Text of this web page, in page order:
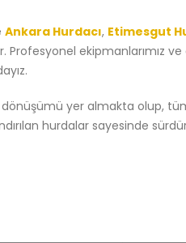
Ankara Hurdacı, Etimesgut
Profesyonel ekipmanlarımız
dönüşümü yer almakta olup,
hurdalar sayesinde